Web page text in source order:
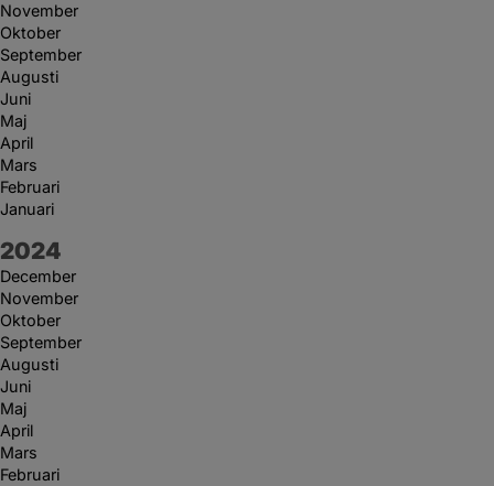
November
Oktober
September
Augusti
Juni
Maj
April
Mars
Februari
Januari
År:
2024
December
November
Oktober
September
Augusti
Juni
Maj
April
Mars
Februari